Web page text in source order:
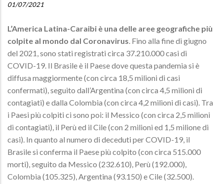
01/07/2021
L’America Latina-Caraibi è una delle aree geografiche più
colpite al mondo dal Coronavirus. Fino alla fine di giugno
del 2021, sono stati registrati circa 37.210.000 casi di
COVID-19. Il Brasile è il Paese dove questa pandemia si è
diffusa maggiormente (con circa 18,5 milioni di casi
confermati), seguito dall’Argentina (con circa 4,5 milioni di
contagiati) e dalla Colombia (con circa 4,2 milioni di casi). Tra
i Paesi più colpiti ci sono poi: il Messico (con circa 2,5 milioni
di contagiati), il Perù ed il Cile (con 2 milioni ed 1,5 milione di
casi). In quanto al numero di deceduti per COVID-19, il
Brasile si conferma il Paese più colpito (con circa 515.000
morti), seguito da Messico (232.610), Perù (192.000),
Colombia (105.325), Argentina (93.150) e Cile (32.500).